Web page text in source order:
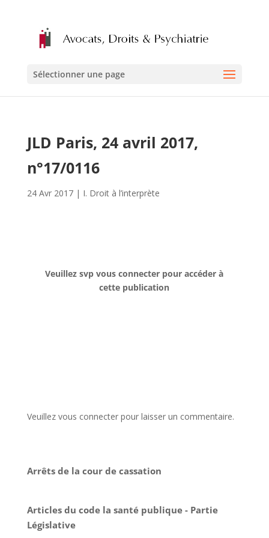
Sélectionner une page
JLD Paris, 24 avril 2017,
n°17/0116
24 Avr 2017| I. Droit à l’interprète
Veuillez svp vous connecter pour accéder à
cette publication
Veuillez vous connecter pour laisser un commentaire.
Arrêts de la cour de cassation
Articles du code la santé publique - Partie
Législative